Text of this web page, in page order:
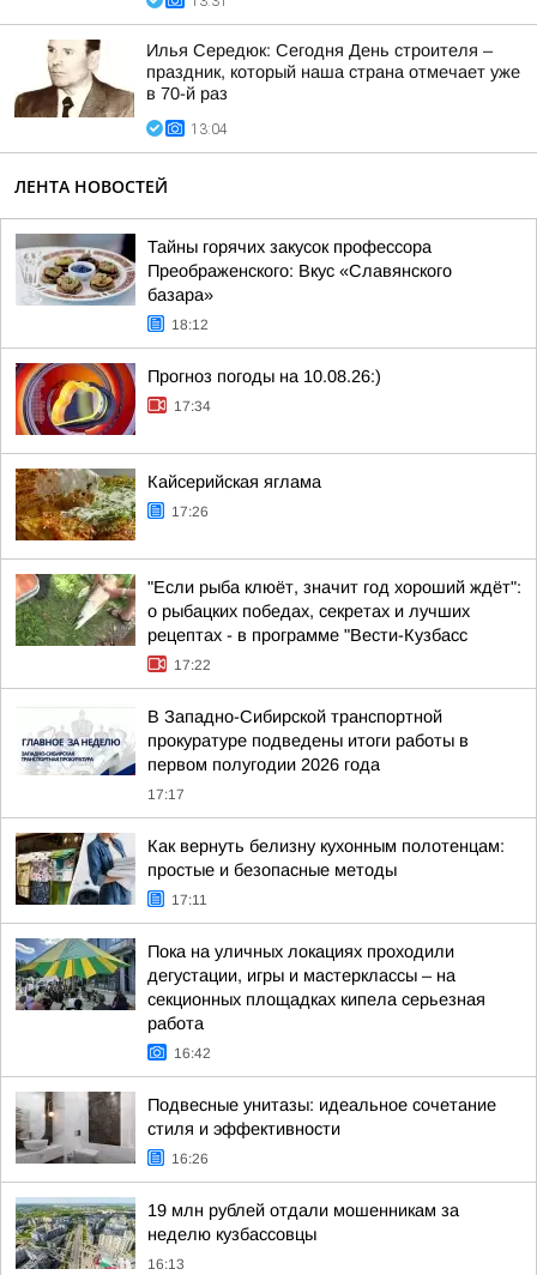
Илья Середюк: Сегодня День строителя –
праздник, который наша страна отмечает уже
в 70-й раз
13:04
ЛЕНТА НОВОСТЕЙ
Тайны горячих закусок профессора
Преображенского: Вкус «Славянского
базара»
18:12
Прогноз погоды на 10.08.26:)
17:34
Кайсерийская яглама
17:26
"Если рыба клюёт, значит год хороший ждёт":
о рыбацких победах, секретах и лучших
рецептах - в программе "Вести-Кузбасс
17:22
В Западно-Сибирской транспортной
прокуратуре подведены итоги работы в
первом полугодии 2026 года
17:17
Как вернуть белизну кухонным полотенцам:
простые и безопасные методы
17:11
Пока на уличных локациях проходили
дегустации, игры и мастерклассы – на
секционных площадках кипела серьезная
работа
16:42
Подвесные унитазы: идеальное сочетание
стиля и эффективности
16:26
19 млн рублей отдали мошенникам за
неделю кузбассовцы
16:13